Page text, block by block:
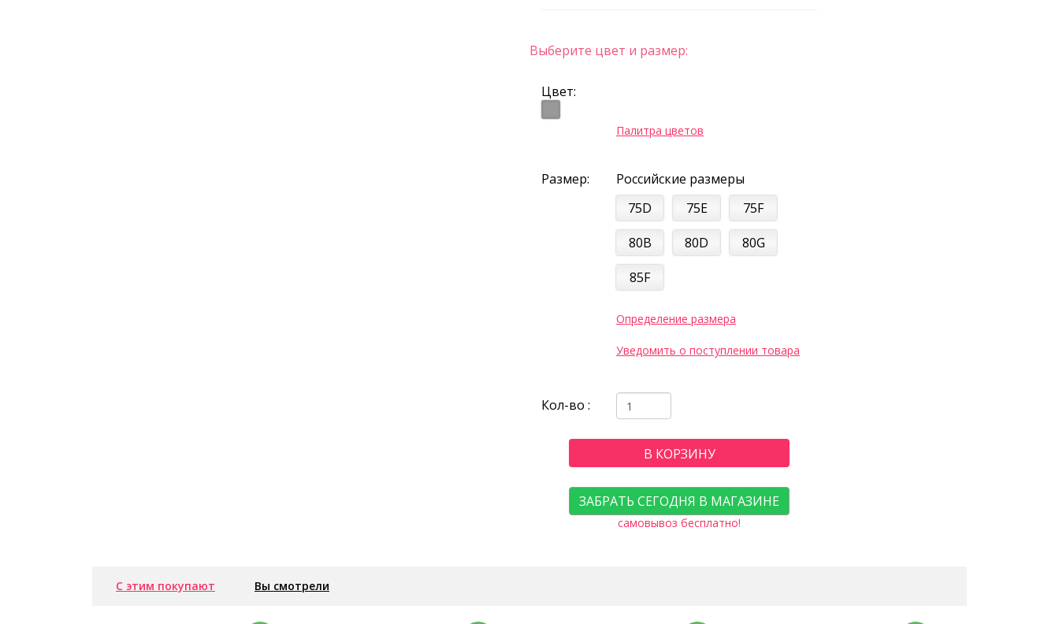
Выберите цвет и размер:
Цвет:
Палитра цветов
Размер:
Российские размеры
75D
75E
75F
80B
80D
80G
85F
Определение размера
Уведомить о поступлении товара
Кол-во :
В КОРЗИНУ
ЗАБРАТЬ СЕГОДНЯ В МАГАЗИНЕ
самовывоз бесплатно!
С этим покупают Вы смотрели